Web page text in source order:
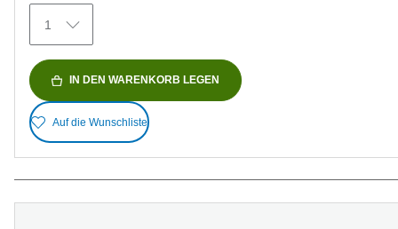
Bewertungen
1
IN DEN WARENKORB LEGEN
Auf die Wunschliste